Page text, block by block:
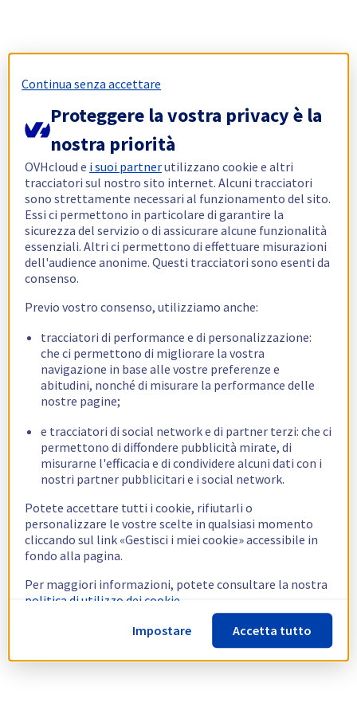
Continua senza accettare
Proteggere la vostra privacy è la
nostra priorità
OVHcloud e i suoi partnerutilizzano cookie e altri
tracciatori sul nostro sito internet. Alcuni tracciatori
sono strettamente necessari al funzionamento del sito.
Essi ci permettono in particolare di garantire la
sicurezza del servizio o di assicurare alcune funzionalità
essenziali. Altri ci permettono di effettuare misurazioni
dell'audience anonime. Questi tracciatori sono esenti da
consenso.
Previo vostro consenso, utilizziamo anche:
tracciatori di performance e di personalizzazione:
che ci permettono di migliorare la vostra
navigazione in base alle vostre preferenze e
abitudini, nonché di misurare la performance delle
nostre pagine;
e tracciatori di social network e di partner terzi: che ci
permettono di diffondere pubblicità mirate, di
misurarne l'efficacia e di condividere alcuni dati con i
nostri partner pubblicitari e i social network.
Potete accettare tutti i cookie, rifiutarli o
personalizzare le vostre scelte in qualsiasi momento
cliccando sul link «Gestisci i miei cookie» accessibile in
fondo alla pagina.
Per maggiori informazioni, potete consultare la nostra
politica di utilizzo dei cookie.
Impostare
Accetta tutto